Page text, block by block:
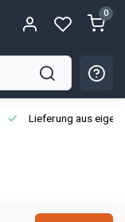
0
Lieferung aus